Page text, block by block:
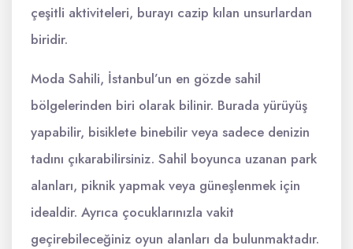
çeşitli aktiviteleri, burayı cazip kılan unsurlardan
biridir.
Moda Sahili, İstanbul’un en gözde sahil
bölgelerinden biri olarak bilinir. Burada yürüyüş
yapabilir, bisiklete binebilir veya sadece denizin
tadını çıkarabilirsiniz. Sahil boyunca uzanan park
alanları, piknik yapmak veya güneşlenmek için
idealdir. Ayrıca çocuklarınızla vakit
geçirebileceğiniz oyun alanları da bulunmaktadır.